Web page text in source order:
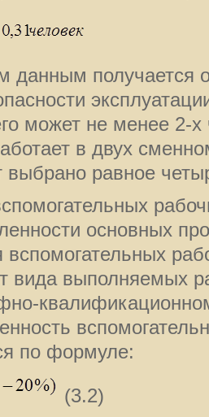
данным получается
может не менее 2-х
в двух
выбрано равное
основных
вида выполняемых
по формуле:
(3.2)